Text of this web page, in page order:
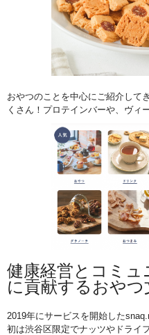
おやつのことを中心にご紹介して
くさん！プロテインバーや、ヴィ
健康経営とコミ
に貢献するおやつ
2019年にサービスを開始した
初は渋谷区限定でナッツやドライ